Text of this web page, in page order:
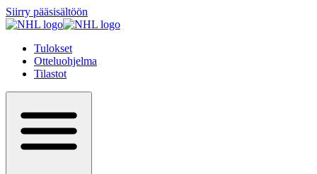
Siirry pääsisältöön
Tulokset
Otteluohjelma
Tilastot